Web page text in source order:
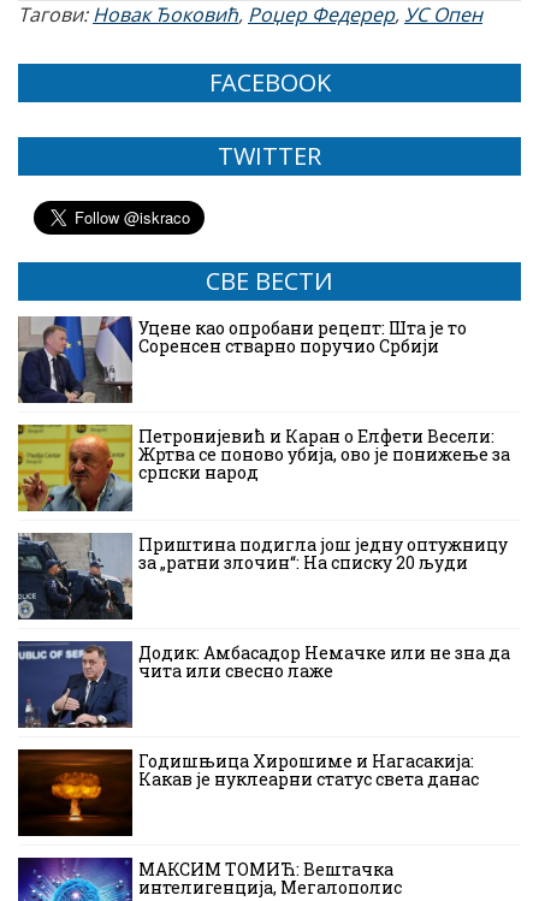
Тагови:Новак Ђоковић, Роџер Федерер,УС Опен
FACEBOOK
TWITTER
СВЕ ВЕСТИ
Уцене као опробани рецепт: Шта је то
Соренсен стварно поручио Србији
Петронијевић и Каран о Елфети Весели:
Жртва се поново убија, ово је понижење за
српски народ
Приштина подигла још једну оптужницу
за „ратни злочин“: На списку 20 људи
Додик: Амбасадор Немачке или не зна да
чита или свесно лаже
Годишњица Хирошиме и Нагасакија:
Какав је нуклеарни статус света данас
МАКСИМ ТОМИЋ: Вештачка
интелигенција, Мегалополис